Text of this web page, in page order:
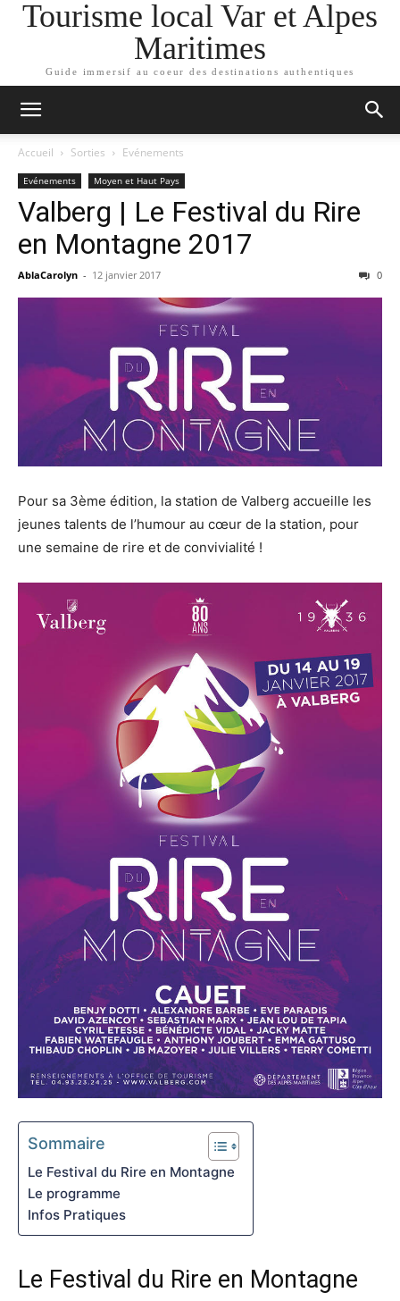
Tourisme local Var et Alpes
Maritimes
Guide immersif au coeur des destinations authentiques
Accueil Sorties Evénements
Evénements Moyen et Haut Pays
Valberg | Le Festival du Rire
en Montagne 2017
AblaCarolyn - 12 janvier 2017 0
Pour sa 3ème édition, la station de Valberg accueille les
jeunes talents de l’humour au cœur de la station, pour
une semaine de rire et de convivialité !
Sommaire
Le Festival du Rire en Montagne
Le programme
Infos Pratiques
Le Festival du Rire en Montagne